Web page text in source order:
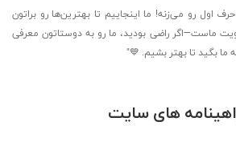
رو می‌زنه! ما اینجاییم تا بهترین‌ها رو براتون
ماست—اگر راضی بودید، ما رو به دوستاتون معرفی
بگید تا بهتر بشیم. 💙"
های سایت